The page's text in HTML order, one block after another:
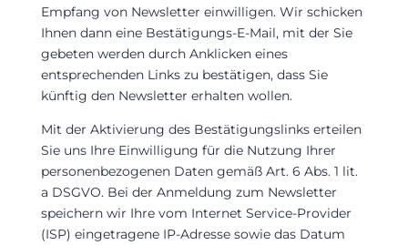
Empfang von Newsletter einwilligen. Wir schicken
Ihnen dann eine Bestätigungs-E-Mail, mit der Sie
gebeten werden durch Anklicken eines
entsprechenden Links zu bestätigen, dass Sie
künftig den Newsletter erhalten wollen.
Mit der Aktivierung des Bestätigungslinks erteilen
Sie uns Ihre Einwilligung für die Nutzung Ihrer
personenbezogenen Daten gemäß Art. 6 Abs. 1 lit.
a DSGVO. Bei der Anmeldung zum Newsletter
speichern wir Ihre vom Internet Service-Provider
(ISP) eingetragene IP-Adresse sowie das Datum